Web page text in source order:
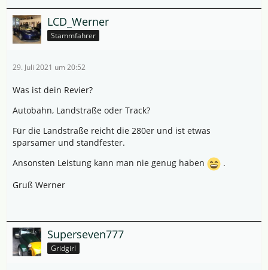
LCD_Werner
Stammfahrer
29. Juli 2021 um 20:52
Was ist dein Revier?
Autobahn, Landstraße oder Track?
Für die Landstraße reicht die 280er und ist etwas
sparsamer und standfester.
Ansonsten Leistung kann man nie genug haben
.
Gruß Werner
Superseven777
Gridgirl